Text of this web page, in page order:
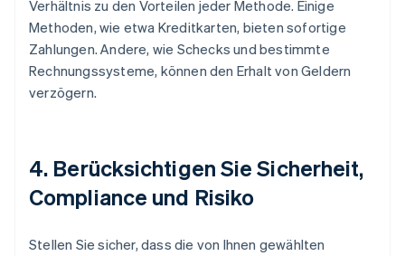
Verhältnis zu den Vorteilen jeder Methode. Einige
Methoden, wie etwa Kreditkarten, bieten sofortige
Zahlungen. Andere, wie Schecks und bestimmte
Rechnungssysteme, können den Erhalt von Geldern
verzögern.
4. Berücksichtigen Sie Sicherheit,
Compliance und Risiko
Stellen Sie sicher, dass die von Ihnen gewählten